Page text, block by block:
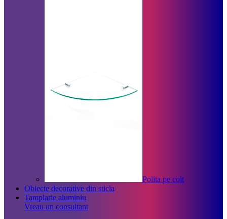
Polita pe colt
Obiecte decorative din sticla
Tamplarie aluminiu
Vreau un consultant